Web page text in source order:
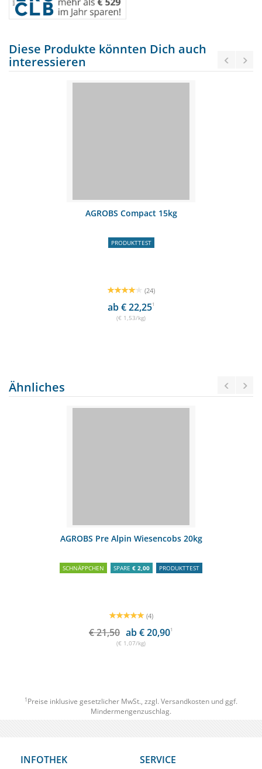
Diese Produkte könnten Dich auch
interessieren
AGROBS Compact 15kg
PRODUKTTEST
(24)
ab € 22,251
(€ 1,53/kg)
Ähnliches
AGROBS Pre Alpin Wiesencobs 20kg
SCHNÄPPCHEN SPARE € 2,00 PRODUKTTEST
(4)
€ 21,50 ab € 20,901
(€ 1,07/kg)
1 Preise inklusive gesetzlicher MwSt., zzgl. Versandkosten und ggf.
Mindermengenzuschlag.
INFOTHEK SERVICE